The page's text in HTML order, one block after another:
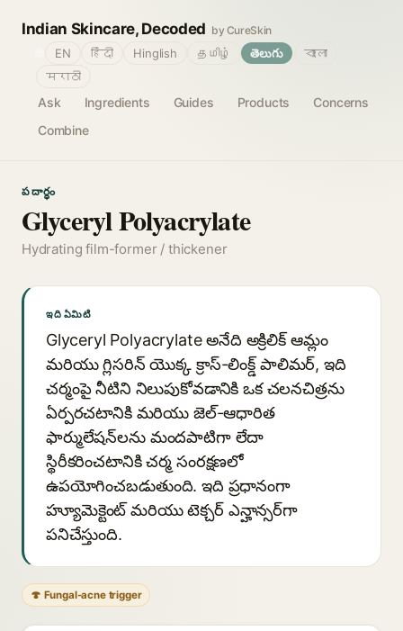
Indian Skincare, Decoded by CureSkin
Ask Ingredients Guides Products
Concerns
Combine
EN हिंदी Hinglish தமிழ் తెలుగు
বাংলা
मराठी
పదార్థం
Glyceryl Polyacrylate
Hydrating film-former / thickener
ఇది ఏమిటి
Glyceryl Polyacrylate అనేది అక్రిలిక్ ఆమ్లం
మరియు గ్లిసరిన్ యొక్క క్రాస్-లింక్డ్ పాలిమర్, ఇది
చర్మంపై నీటిని నిలుపుకోవడానికి ఒక చలనచిత్రను
ఏర్పరచటానికి మరియు జెల్-ఆధారిత
ఫార్ములేషన్‌లను మందపాటిగా లేదా
స్థిరీకరించటానికి చర్మ సంరక్షణలో
ఉపయోగించబడుతుంది. ఇది ప్రధానంగా
హ్యూమెక్టెంట్ మరియు టెక్చర్ ఎన్హాన్సర్‌గా
పనిచేస్తుంది.
🍄 Fungal-acne trigger